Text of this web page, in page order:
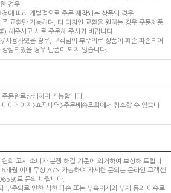
경우
청에 따라 개별적으로 주문 제작되는 상품의 경우
즈 교환만 가능하며, 타 디자인 교환을 원하는 경우 주문제품
) 해주시고 새로 주문해 주시기 바랍니다
/사용하였을 경우, 고객님의 부주의로 상품이 훼손,파손되어
상실되었을 경우 반품이 되지 않습니다.
주문완료상태까지 가능합니다.
이페이지>쇼핑내역>주문배송조회에서 취소할 수 있습니
원회 고시 소비자 분쟁 해결 기준에 의거하여 보상해 드립니
6개월 이내 무상 A/S 가능하며 자세한 문의는 온라인 고객센
로 문의 바랍니다.
부주의로 인한 심한 파손 또는 부속자재의 부재 등의 이슈로